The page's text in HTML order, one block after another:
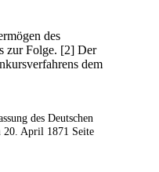
des
zur Folge. [2] Der
dem
des Deutschen
20. April 1871 Seite